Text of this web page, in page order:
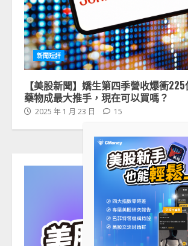
新聞短評
【美股新聞】嬌生第四季營收爆衝
藥物成最大推手，現在可以買嗎？
2025 年 1 月 23 日 15